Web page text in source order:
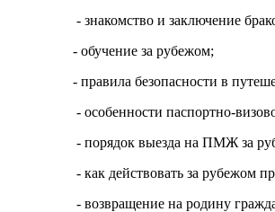
- знакомство и заключение
- обучение за рубежом;
- правила безопасности в
- особенности паспортно-
- порядок выезда на ПМЖ за
- как действовать за рубежом
- возвращение на родину